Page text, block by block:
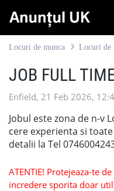
Locuri de munca Locuri de
JOB FULL
Enfield, 21 Feb 2026,
Jobul este zona de n-v
cere experienta si
detalii la Tel
ATENTIE! Protejeaza-te
incredere sporita doar